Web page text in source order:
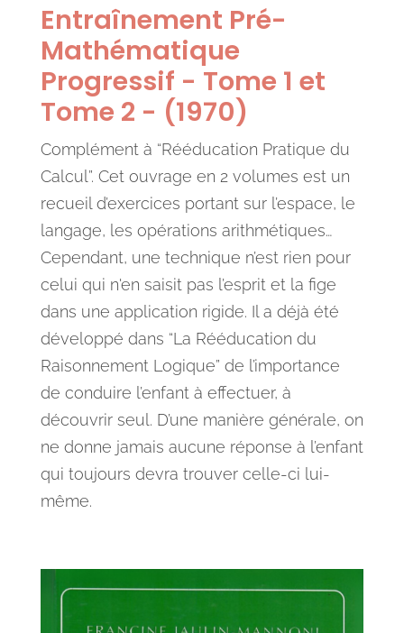
Entraînement Pré-
Mathématique
Progressif - Tome 1 et
Tome 2 - (1970)
Complément à “Rééducation Pratique du
Calcul”. Cet ouvrage en 2 volumes est un
recueil d’exercices portant sur l’espace, le
langage, les opérations arithmétiques…
Cependant, une technique n’est rien pour
celui qui n'en saisit pas l’esprit et la fige
dans une application rigide. Il a déjà été
développé dans “La Rééducation du
Raisonnement Logique” de l’importance
de conduire l’enfant à effectuer, à
découvrir seul. D’une manière générale, on
ne donne jamais aucune réponse à l’enfant
qui toujours devra trouver celle-ci lui-
même.